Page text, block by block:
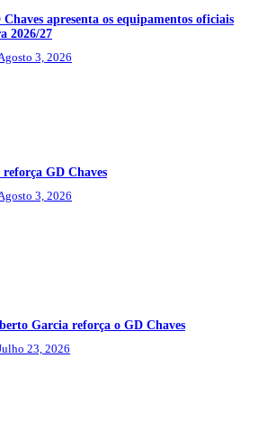
Chaves apresenta os equipamentos oficiais
2026/27
3, 2026
reforça GD Chaves
3, 2026
Garcia reforça o GD Chaves
23, 2026